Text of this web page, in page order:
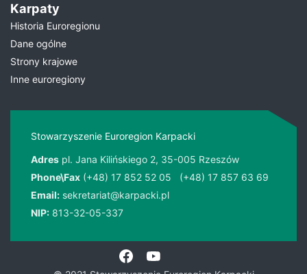
Karpaty
Historia Euroregionu
Dane ogólne
Strony krajowe
Inne euroregiony
Stowarzyszenie Euroregion Karpacki
Adres pl. Jana Kilińskiego 2, 35-005 Rzeszów
Phone\Fax (+48) 17 852 52 05
(+48) 17 857 63 69
Email: sekretariat@karpacki.pl
NIP: 813-32-05-337